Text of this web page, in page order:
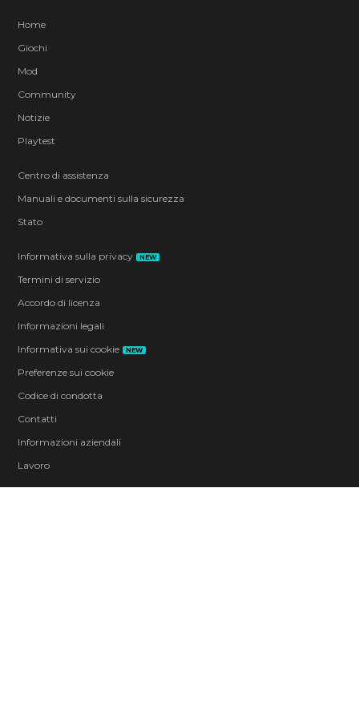
Home
Giochi
Mod
Community
Notizie
Playtest
Centro di assistenza
Manuali e documenti sulla sicurezza
Stato
Informativa sulla privacy NEW
Termini di servizio
Accordo di licenza
Informazioni legali
Informativa sui cookie
NEW
Preferenze sui cookie
Codice di condotta
Contatti
Informazioni aziendali
Lavoro